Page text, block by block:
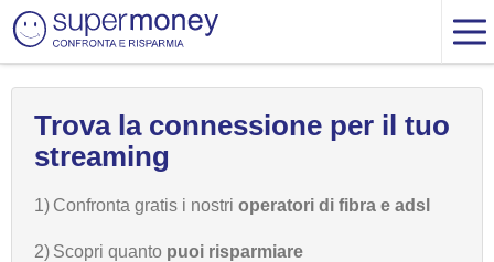
Trova la connessione per il tuo
streaming
1) Confronta gratis i nostri operatori di fibra e adsl
2) Scopri quanto puoi risparmiare